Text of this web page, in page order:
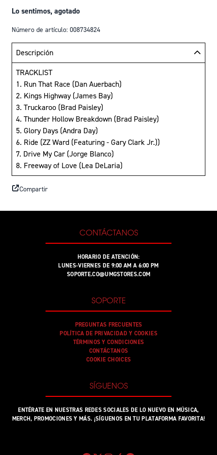
Lo sentimos, agotado
Número de artículo: 008734824
Descripción
TRACKLIST
1. Run That Race (Dan Auerbach)
2. Kings Highway (James Bay)
3. Truckaroo (Brad Paisley)
4. Thunder Hollow Breakdown (Brad Paisley)
5. Glory Days (Andra Day)
6. Ride (ZZ Ward (Featuring - Gary Clark Jr.))
7. Drive My Car (Jorge Blanco)
8. Freeway of Love (Lea DeLaria)
Compartir
CONTÁCTANOS
HORARIO DE ATENCIÓN:
LUNES-VIERNES DE 9:00 AM A 6:00 PM
SOPORTE.CO@UMGSTORES.COM
SOPORTE
PREGUNTAS FRECUENTES
POLÍTICA DE PRIVACIDAD Y COOKIES
TÉRMINOS Y CONDICIONES
CONTÁCTANOS
COOKIE CHOICES
SÍGUENOS
ENTÉRATE EN NUESTRAS REDES SOCIALES DE LO NUEVO EN MÚSICA,
MERCH, PROMOCIONES Y MÁS. ¡SÍGUENOS EN TU PLATAFORMA FAVORITA!